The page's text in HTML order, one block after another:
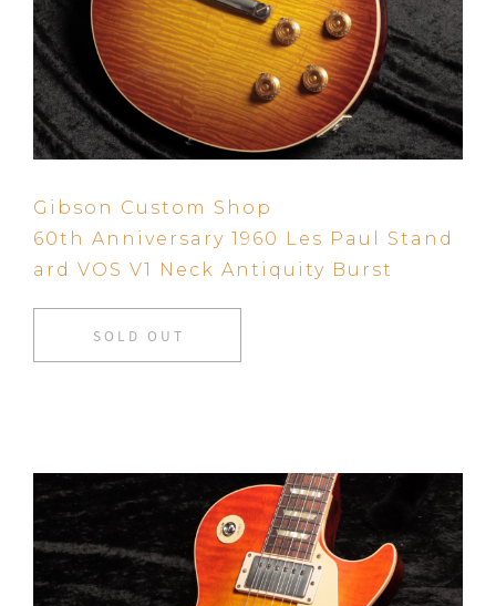
Gibson Custom Shop
60th Anniversary 1960 Les Paul Stand
ard VOS V1 Neck Antiquity Burst
SOLD OUT